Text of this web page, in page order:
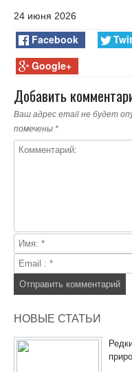
24 июня 2026
Facebook
Google+
Добавить
Ваш адрес email не будет
помечены *
НОВЫЕ СТАТЬИ